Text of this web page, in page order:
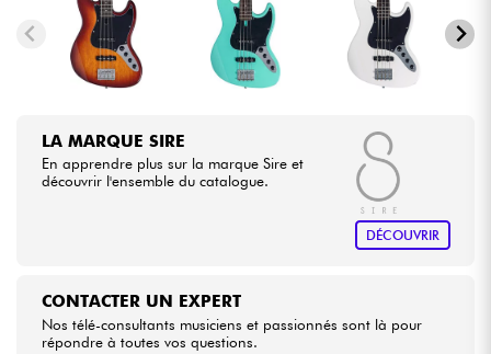
Voir nos marques
LA MARQUE SIRE
En apprendre plus sur la marque Sire et
découvrir l'ensemble du catalogue.
DÉCOUVRIR
CONTACTER UN EXPERT
Nos télé-consultants musiciens et passionnés sont là pour
répondre à toutes vos questions.